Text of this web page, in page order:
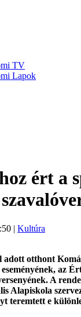
TV
Lapok
ért a
| Kultúra
otthont
az
A
Alapiskola
teremtett e